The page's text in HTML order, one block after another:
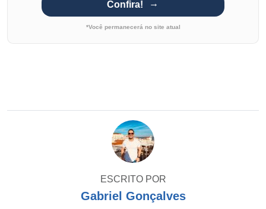
Confira!
*Você permanecerá no site atual
ESCRITO POR
Gabriel Gonçalves